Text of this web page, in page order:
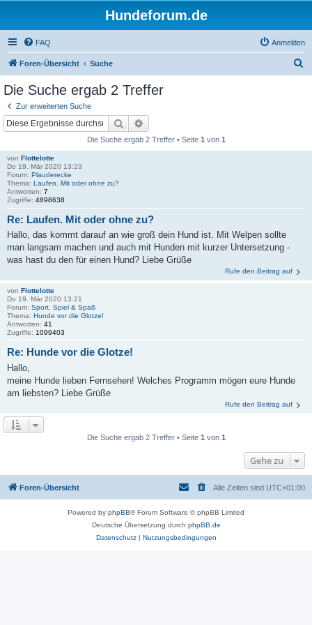
Hundeforum.de
FAQ Anmelden
Foren-Übersicht Suche
Die Suche ergab 2 Treffer
Zur erweiterten Suche
Suche
Die Suche ergab 2 Treffer • Seite 1 von 1
von Flottelotte
Do 19. Mär 2020 13:23
Forum: Plauderecke
Thema: Laufen. Mit oder ohne zu?
Antworten: 7
Zugriffe: 4898638
Re: Laufen. Mit oder ohne zu?
Hallo, das kommt darauf an wie groß dein Hund ist. Mit Welpen sollte
man langsam machen und auch mit Hunden mit kurzer Untersetzung -
was hast du den für einen Hund? Liebe Grüße
Rufe den Beitrag auf
von Flottelotte
Do 19. Mär 2020 13:21
Forum: Sport, Spiel & Spaß
Thema: Hunde vor die Glotze!
Antworten: 41
Zugriffe: 1099403
Re: Hunde vor die Glotze!
Hallo,
meine Hunde lieben Fernsehen! Welches Programm mögen eure Hunde
am liebsten? Liebe Grüße
Rufe den Beitrag auf
Die Suche ergab 2 Treffer • Seite 1 von 1
Gehe zu
Foren-Übersicht Alle Zeiten sind UTC+01:00
Powered by phpBB® Forum Software © phpBB Limited
Deutsche Übersetzung durch phpBB.de
Datenschutz| Nutzungsbedingungen